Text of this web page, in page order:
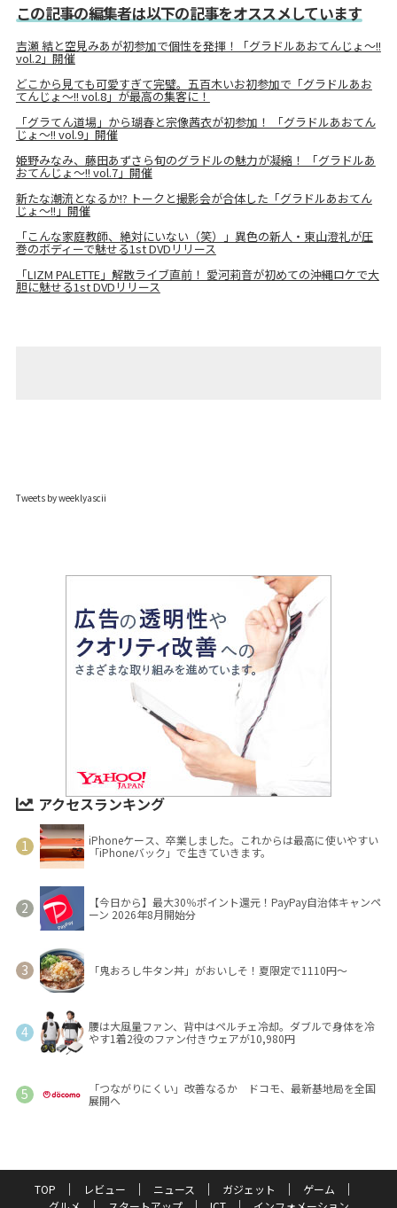
この記事の編集者は以下の記事をオススメしています
吉瀬 結と空見みあが初参加で個性を発揮！「グラドルあおてんじょ～!!
vol.2」開催
どこから見ても可愛すぎて完璧。五百木いお初参加で「グラドルあお
てんじょ～!! vol.8」が最高の集客に！
「グラてん道場」から瑚春と宗像茜衣が初参加！ 「グラドルあおてん
じょ～!! vol.9」開催
姫野みなみ、藤田あずさら旬のグラドルの魅力が凝縮！ 「グラドルあ
おてんじょ～!! vol.7」開催
新たな潮流となるか!? トークと撮影会が合体した「グラドルあおてん
じょ～!!」開催
「こんな家庭教師、絶対にいない（笑）」異色の新人・東山澄礼が圧
巻のボディーで魅せる1st DVDリリース
「LIZM PALETTE」解散ライブ直前！ 愛河莉音が初めての沖縄ロケで大
胆に魅せる1st DVDリリース
Tweets by weeklyascii
アクセスランキング
iPhoneケース、卒業しました。これからは最高に使いやすい
「iPhoneバック」で生きていきます。
【今日から】最大30％ポイント還元！PayPay自治体キャンペ
ーン 2026年8月開始分
「鬼おろし牛タン丼」がおいしそ！夏限定で1110円～
腰は大風量ファン、背中はペルチェ冷却。ダブルで身体を冷
やす1着2役のファン付きウェアが10,980円
「つながりにくい」改善なるか ドコモ、最新基地局を全国
展開へ
TOP レビュー ニュース ガジェット
ゲーム